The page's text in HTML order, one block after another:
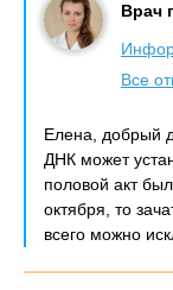
Врач
Все
Елена, добрый
ДНК может
половой акт
октября, то
всего можно